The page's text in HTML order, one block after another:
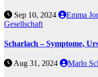
Sep 10, 2024
Emma
Gesellschaft
Scharlach – Symptome,
Aug 31, 2024 Marlo